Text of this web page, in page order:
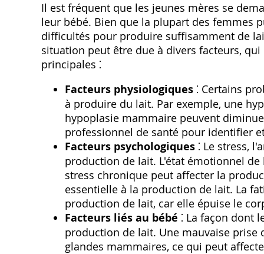
Il est fréquent que les jeunes mères se
leur bébé. Bien que la plupart des femmes
difficultés pour produire suffisamment de
situation peut être due à divers facteurs,
principales ⁚
Facteurs physiologiques ⁚ Certains
à produire du lait. Par exemple, une
hypoplasie mammaire peuvent
professionnel de santé pour identifier
Facteurs psychologiques ⁚ Le stress,
production de lait. L'état émotionnel
stress chronique peut affecter la
essentielle à la production de lait. La
production de lait, car elle épuise le
Facteurs liés au bébé ⁚ La façon dont
production de lait. Une mauvaise
glandes mammaires, ce qui peut